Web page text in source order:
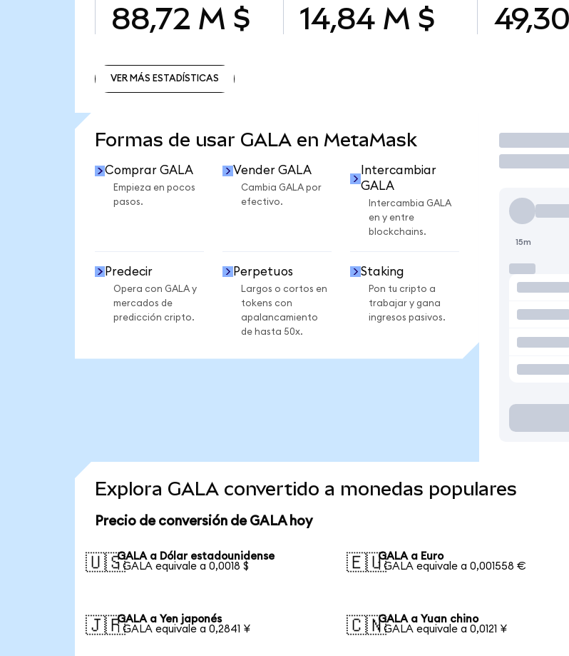
88,72 M $ 14,84 M $
VER MÁS ESTADÍSTICAS
Formas de usar GALA en MetaMask
Comprar GALA
Empieza en pocos
pasos.
Vender GALA
Cambia GALA por
efectivo.
Intercambiar
GALA
Intercambia GALA
en y entre
blockchains.
Predecir
Opera con GALA y
mercados de
predicción cripto.
Perpetuos
Largos o cortos en
tokens con
apalancamiento
de hasta 50x.
Staking
Pon tu cripto a
trabajar y gana
ingresos pasivos.
Operar
15m
Explora GALA convertido a monedas populares
Precio de conversión de GALA hoy
🇺🇸GALA a Dólar estadounidense
1 GALA equivale a 0,0018 $
🇪🇺GALA a Euro
1 GALA equivale a 0,001558 €
🇯🇵GALA a Yen japonés
1 GALA equivale a 0,2841 ¥
🇨🇳GALA a Yuan chino
1 GALA equivale a 0,0121 ¥